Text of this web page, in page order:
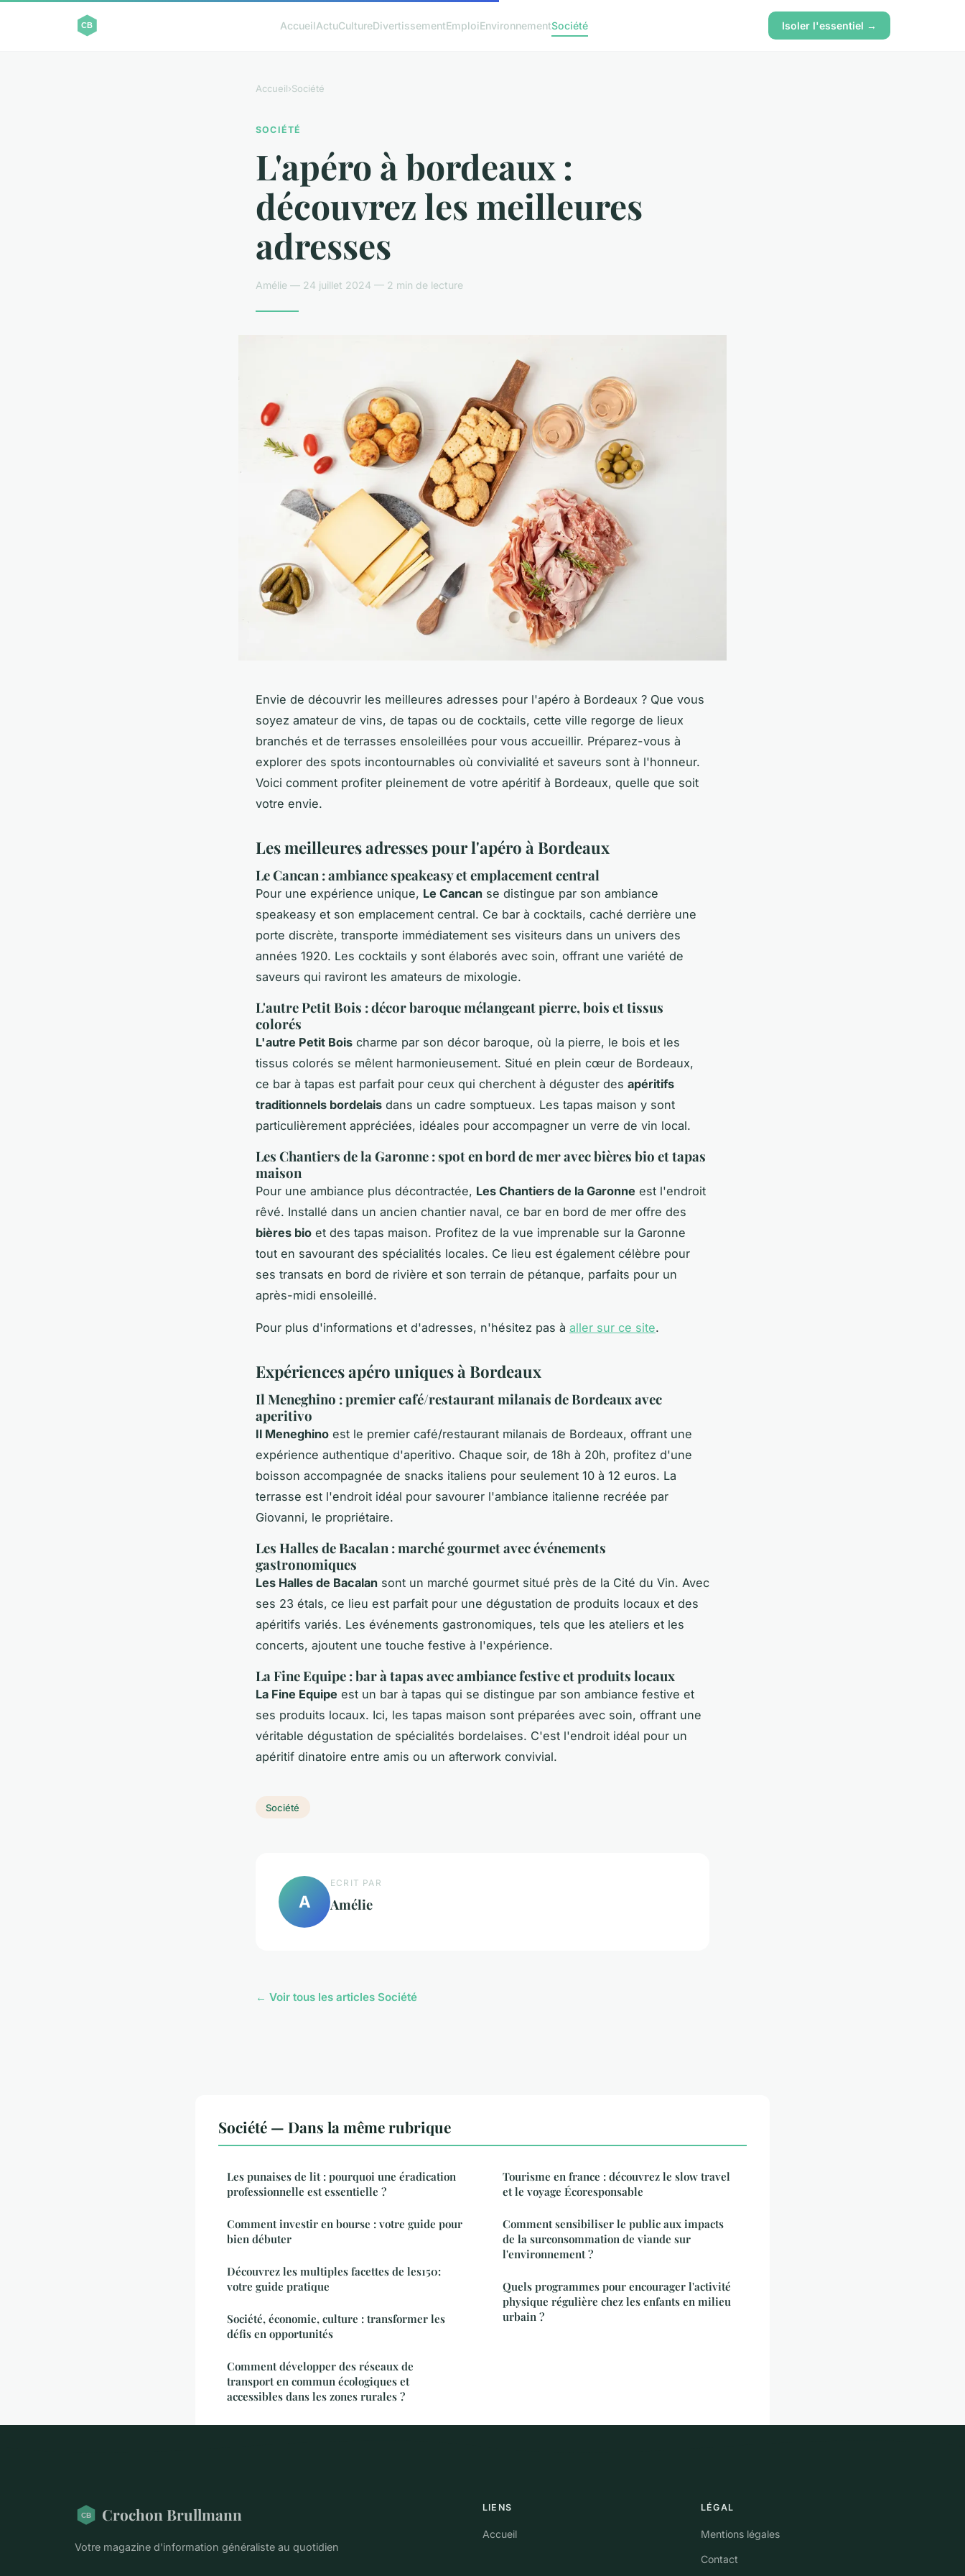
AccueilActuCultureDivertissementEmploiEnvironnementSociété Isoler l'essentiel →
Accueil›Société
SOCIÉTÉ
L'apéro à bordeaux :
découvrez les meilleures
adresses
Amélie — 24 juillet 2024 — 2 min de lecture
Envie de découvrir les meilleures adresses pour l'apéro à Bordeaux ? Que vous
soyez amateur de vins, de tapas ou de cocktails, cette ville regorge de lieux
branchés et de terrasses ensoleillées pour vous accueillir. Préparez-vous à
explorer des spots incontournables où convivialité et saveurs sont à l'honneur.
Voici comment profiter pleinement de votre apéritif à Bordeaux, quelle que soit
votre envie.
Les meilleures adresses pour l'apéro à Bordeaux
Le Cancan : ambiance speakeasy et emplacement central
Pour une expérience unique, Le Cancan se distingue par son ambiance
speakeasy et son emplacement central. Ce bar à cocktails, caché derrière une
porte discrète, transporte immédiatement ses visiteurs dans un univers des
années 1920. Les cocktails y sont élaborés avec soin, offrant une variété de
saveurs qui raviront les amateurs de mixologie.
L'autre Petit Bois : décor baroque mélangeant pierre, bois et tissus
colorés
L'autre Petit Bois charme par son décor baroque, où la pierre, le bois et les
tissus colorés se mêlent harmonieusement. Situé en plein cœur de Bordeaux,
ce bar à tapas est parfait pour ceux qui cherchent à déguster des apéritifs
traditionnels bordelais dans un cadre somptueux. Les tapas maison y sont
particulièrement appréciées, idéales pour accompagner un verre de vin local.
Les Chantiers de la Garonne : spot en bord de mer avec bières bio et tapas
maison
Pour une ambiance plus décontractée, Les Chantiers de la Garonne est l'endroit
rêvé. Installé dans un ancien chantier naval, ce bar en bord de mer offre des
bières bio et des tapas maison. Profitez de la vue imprenable sur la Garonne
tout en savourant des spécialités locales. Ce lieu est également célèbre pour
ses transats en bord de rivière et son terrain de pétanque, parfaits pour un
après-midi ensoleillé.
Pour plus d'informations et d'adresses, n'hésitez pas à aller sur ce site.
Expériences apéro uniques à Bordeaux
Il Meneghino : premier café/restaurant milanais de Bordeaux avec
aperitivo
Il Meneghino est le premier café/restaurant milanais de Bordeaux, offrant une
expérience authentique d'aperitivo. Chaque soir, de 18h à 20h, profitez d'une
boisson accompagnée de snacks italiens pour seulement 10 à 12 euros. La
terrasse est l'endroit idéal pour savourer l'ambiance italienne recréée par
Giovanni, le propriétaire.
Les Halles de Bacalan : marché gourmet avec événements
gastronomiques
Les Halles de Bacalan sont un marché gourmet situé près de la Cité du Vin. Avec
ses 23 étals, ce lieu est parfait pour une dégustation de produits locaux et des
apéritifs variés. Les événements gastronomiques, tels que les ateliers et les
concerts, ajoutent une touche festive à l'expérience.
La Fine Equipe : bar à tapas avec ambiance festive et produits locaux
La Fine Equipe est un bar à tapas qui se distingue par son ambiance festive et
ses produits locaux. Ici, les tapas maison sont préparées avec soin, offrant une
véritable dégustation de spécialités bordelaises. C'est l'endroit idéal pour un
apéritif dinatoire entre amis ou un afterwork convivial.
Société
A
ECRIT PAR
Amélie
← Voir tous les articles Société
Société — Dans la même rubrique
Les punaises de lit : pourquoi une éradication
professionnelle est essentielle ?
Comment investir en bourse : votre guide pour
bien débuter
Découvrez les multiples facettes de les150:
votre guide pratique
Société, économie, culture : transformer les
défis en opportunités
Comment développer des réseaux de
transport en commun écologiques et
accessibles dans les zones rurales ?
Tourisme en france : découvrez le slow travel
et le voyage Écoresponsable
Comment sensibiliser le public aux impacts
de la surconsommation de viande sur
l'environnement ?
Quels programmes pour encourager l'activité
physique régulière chez les enfants en milieu
urbain ?
Crochon Brullmann
Votre magazine d'information généraliste au quotidien
LIENS
Accueil
LÉGAL
Mentions légales
Contact